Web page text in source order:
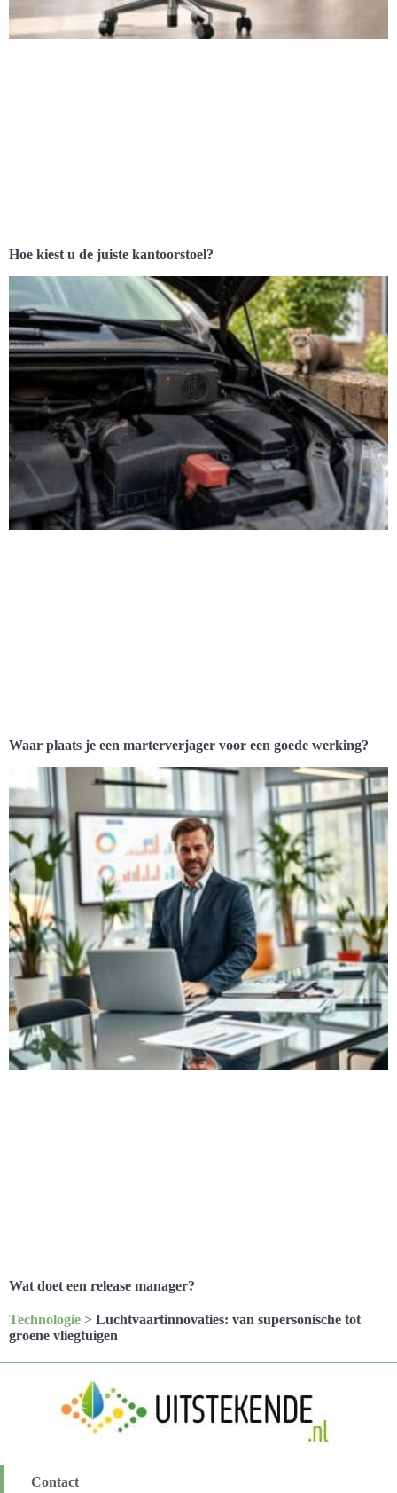
Hoe kiest u de juiste kantoorstoel?
Waar plaats je een marterverjager voor een goede werking?
Wat doet een release manager?
Technologie > Luchtvaartinnovaties: van supersonische tot
groene vliegtuigen
Contact